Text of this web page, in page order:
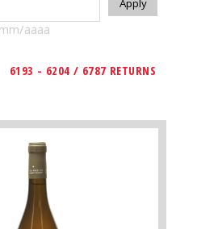
aaaa
6193 - 6204 / 6787 RETURNS